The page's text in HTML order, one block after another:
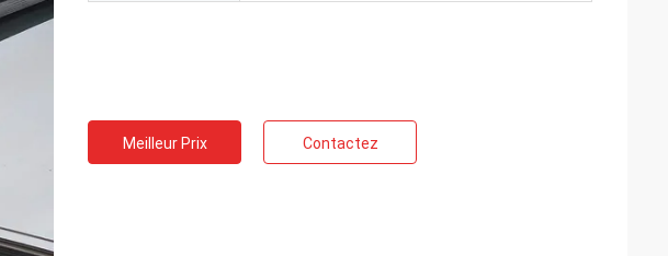
Meilleur Prix Contactez